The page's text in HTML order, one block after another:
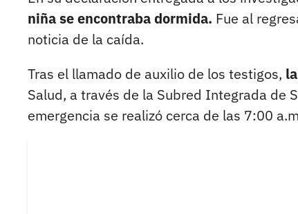
niña se encontraba dormida. Fue al
noticia de la caída.
Tras el llamado de auxilio de los testigos,
Salud, a través de la Subred Integrada de
emergencia se realizó cerca de las 7:00